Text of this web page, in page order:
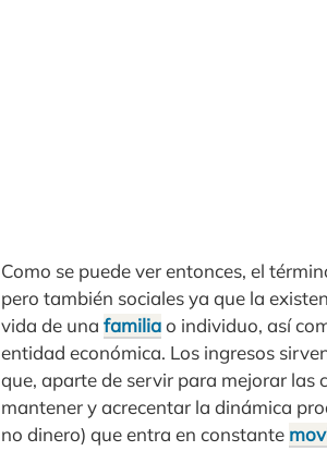
Como se puede ver entonces, el
pero también sociales ya que la
vida de una familiao individuo, así
entidad económica. Los ingresos
que, aparte de servir para mejorar las
mantener y acrecentar la dinámica
no dinero) que entra en constante